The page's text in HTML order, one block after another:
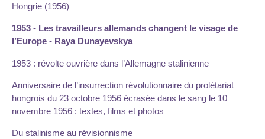
Hongrie (1956)
1953 - Les travailleurs allemands changent le visage de
l’Europe - Raya Dunayevskya
1953 : révolte ouvrière dans l’Allemagne stalinienne
Anniversaire de l’insurrection révolutionnaire du prolétariat
hongrois du 23 octobre 1956 écrasée dans le sang le 10
novembre 1956 : textes, films et photos
Du stalinisme au révisionnisme